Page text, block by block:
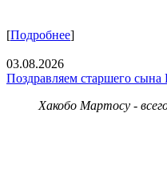
[Подробнее]
03.08.2026
Поздравляем старшего сына
Хакобо Мартосу -